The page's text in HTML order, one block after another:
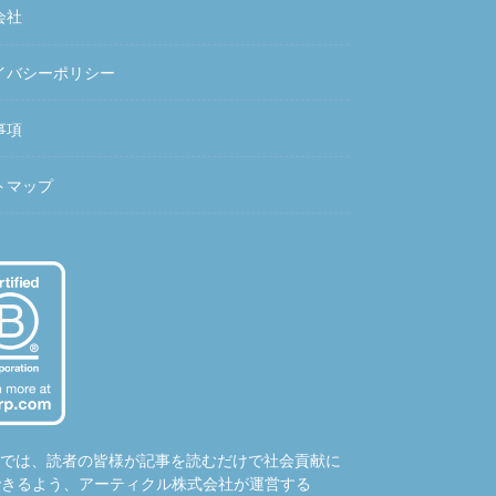
社
バシーポリシー
項
マップ
は、読者の皆様が記事を読むだけで社会貢献に
るよう、アーティクル株式会社が運営する